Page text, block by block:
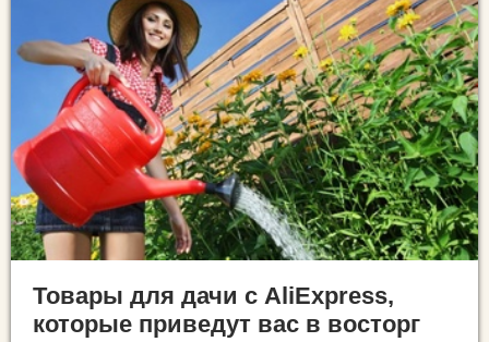
Товары для дачи с AliExpress,
которые приведут вас в восторг